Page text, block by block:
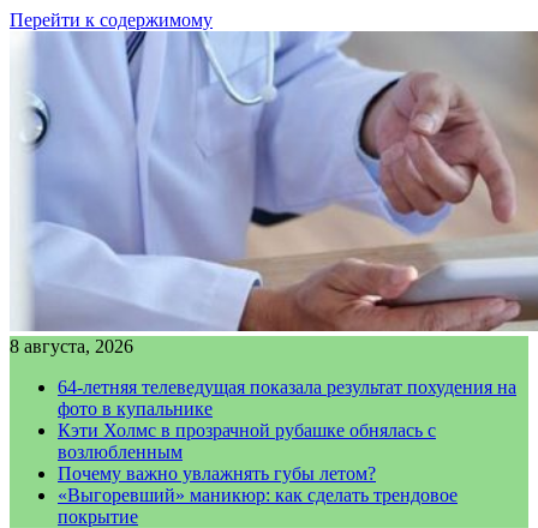
Перейти к содержимому
8 августа, 2026
64-летняя телеведущая показала результат похудения на
фото в купальнике
Кэти Холмс в прозрачной рубашке обнялась с
возлюбленным
Почему важно увлажнять губы летом?
«Выгоревший» маникюр: как сделать трендовое
покрытие